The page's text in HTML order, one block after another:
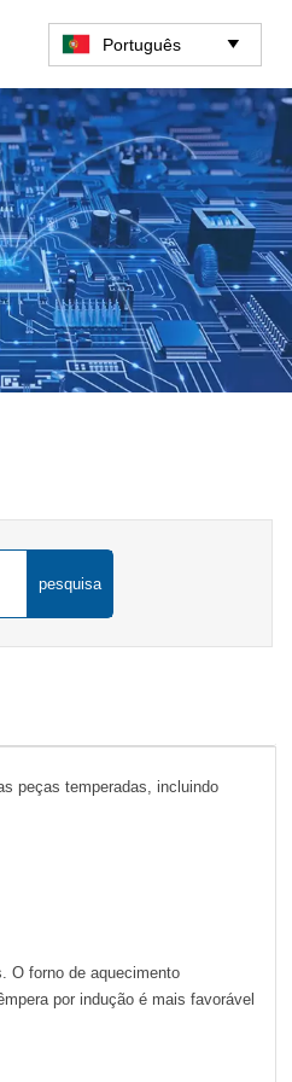
Português 
pesquisa
peças temperadas, incluindo
O forno de aquecimento
por indução é mais favorável